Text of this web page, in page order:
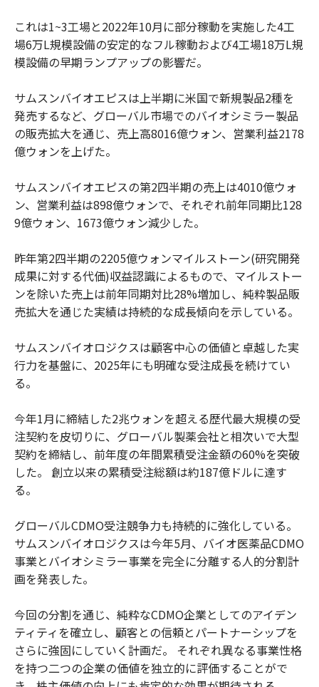
これは1~3工場と2022年10月に部分稼動を実施した4工
場6万L規模設備の安定的なフル稼動および4工場18万L規
模設備の早期ランプアップの影響だ。
サムスンバイオエピスは上半期に米国で新規製品2種を
発売するなど、グローバル市場でのバイオシミラー製品
の販売拡大を通じ、売上高8016億ウォン、営業利益2178
億ウォンを上げた。
サムスンバイオエピスの第2四半期の売上は4010億ウォ
ン、営業利益は898億ウォンで、それぞれ前年同期比128
9億ウォン、1673億ウォン減少した。
昨年第2四半期の2205億ウォンマイルストーン(研究開発
成果に対する代価)収益認識によるもので、マイルストー
ンを除いた売上は前年同期対比28%増加し、純粋製品販
売拡大を通じた実績は持続的な成長傾向を示している。
サムスンバイオロジクスは顧客中心の価値と卓越した実
行力を基盤に、2025年にも明確な受注成長を続けてい
る。
今年1月に締結した2兆ウォンを超える歴代最大規模の受
注契約を皮切りに、グローバル製薬会社と相次いで大型
契約を締結し、前年度の年間累積受注金額の60%を突破
した。 創立以来の累積受注総額は約187億ドルに達す
る。
グローバルCDMO受注競争力も持続的に強化している。
サムスンバイオロジクスは今年5月、バイオ医薬品CDMO
事業とバイオシミラー事業を完全に分離する人的分割計
画を発表した。
今回の分割を通じ、純粋なCDMO企業としてのアイデン
ティティを確立し、顧客との信頼とパートナーシップを
さらに強固にしていく計画だ。 それぞれ異なる事業性格
を持つ二つの企業の価値を独立的に評価することがで